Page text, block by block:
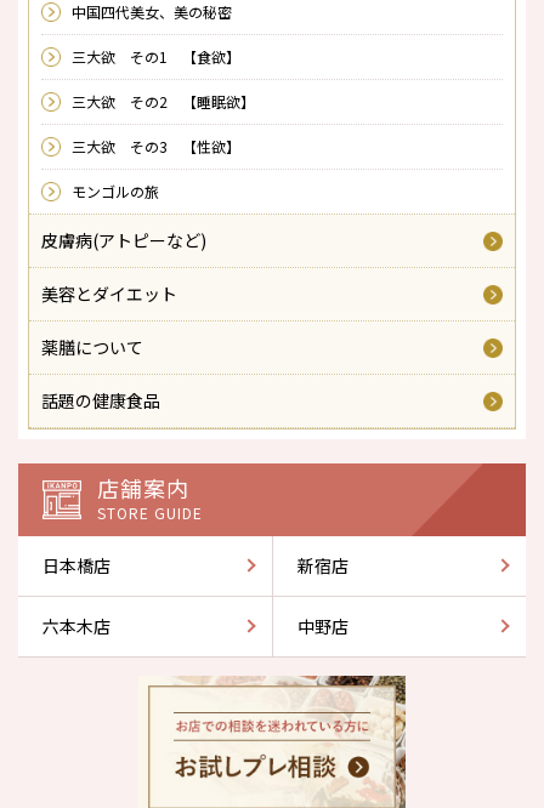
中国四代美女、美の秘密
三大欲 その1 【食欲】
三大欲 その2 【睡眠欲】
三大欲 その3 【性欲】
モンゴルの旅
皮膚病(アトピーなど)
美容とダイエット
薬膳について
話題の健康食品
店舗案内
STORE GUIDE
日本橋店 新宿店
六本木店 中野店